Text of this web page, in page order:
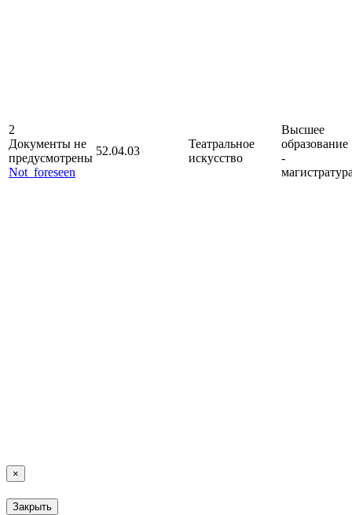
2
Документы не
предусмотрены
Not_foreseen
52.04.03
Театральное
искусство
Высшее
образование
-
×
Закрыть